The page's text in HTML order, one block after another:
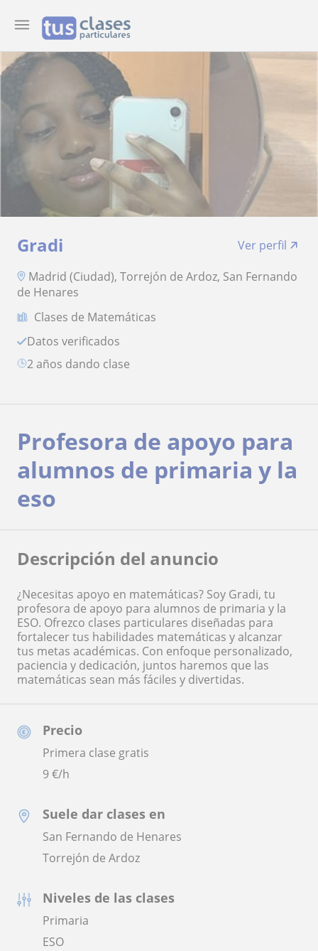
Gradi
Ver perfil
Madrid (Ciudad), Torrejón de Ardoz, San Fernando
de Henares
Clases de Matemáticas
Datos verificados
2 años dando clase
Precio
Primera clase gratis
9€/h
Suele dar clases en
San Fernando de Henares
Torrejón de Ardoz
Niveles de las clases
Primaria
ESO
Profesora de apoyo para
alumnos de primaria y la
eso
Descripción del anuncio
¿Necesitas apoyo en matemáticas? Soy Gradi, tu
profesora de apoyo para alumnos de primaria y la
ESO. Ofrezco clases particulares diseñadas para
fortalecer tus habilidades matemáticas y alcanzar
tus metas académicas. Con enfoque personalizado,
paciencia y dedicación, juntos haremos que las
matemáticas sean más fáciles y divertidas.